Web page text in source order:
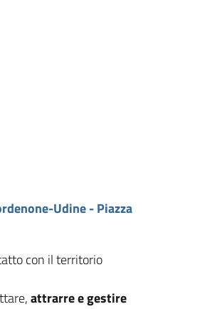
Udine - Piazza
con il territorio
attrarre e gestire